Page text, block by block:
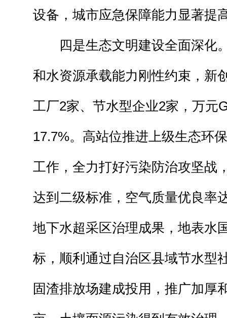
设备，城市应急保障能力显著提
四是生态文明建设全面深化
和水资源承载能力刚性约束，新
工厂2家、节水型企业2家，万元
17.7%。高站位推进上级生态环
工作，全力打好污染防治攻坚战
达到二级标准，空气质量优良率
地下水超采区治理成果，地表水
标，顺利通过自治区县域节水型
固渣排放场建成投用，推广加厚